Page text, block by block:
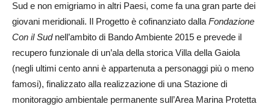
Sud e non emigriamo in altri Paesi, come fa una gran parte dei
giovani meridionali. Il Progetto è cofinanziato dalla Fondazione
Con il Sudnell’ambito di Bando Ambiente 2015 e prevede il
recupero funzionale di un’ala della storica Villa della Gaiola
(negli ultimi cento anni è appartenuta a personaggi più o meno
famosi), finalizzato alla realizzazione di una Stazione di
monitoraggio ambientale permanente sull’Area Marina Protetta